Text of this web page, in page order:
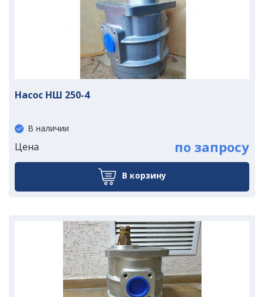
Насос НШ 250-4
В наличии
Цена по запросу
В корзину